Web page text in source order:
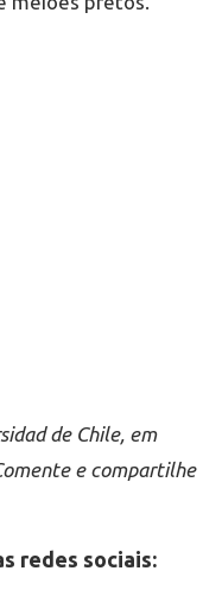
de Chile, em
e compartilhe
redes sociais: